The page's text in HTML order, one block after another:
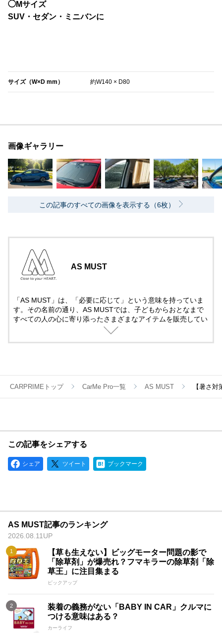
◯Mサイズ
SUV・セダン・ミニバンに
‎サイズ（W×D mm） 約W140 × D80
画像ギャラリー
この記事のすべての画像を表示する（6枚）
AS MUST
「AS MUST」は、「必要に応じて」という意味を持っていま
す。その名前の通り、AS MUSTでは、子どもからおとなまで
すべての人の心に寄り添ったさまざまなアイテムを販売してい
ます。今後も、みなさまの好奇心を満たす、魅力あふれる商品
CARPRIMEトップ CarMe Pro一覧 AS MUST 【暑さ
この記事をシェアする
シェア ツイート ブックマーク
AS MUST記事のランキング
2026.08.11UP
【草も生えない】ビッグモーター問題の影で
「除草剤」が爆売れ？フマキラーの除草剤「除
草王」に注目集まる
ピックアップ
装着の義務がない「BABY IN CAR」クルマに
つける意味はある？
カーライフ